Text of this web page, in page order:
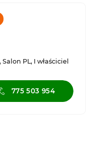
Salon PL, I właściciel
775 503 954